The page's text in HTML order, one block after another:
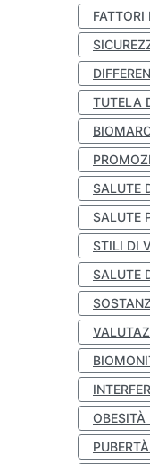
FATTORI
TUTELA
SALUTE
SALUTE
STILI DI
SALUTE
OBESITÀ